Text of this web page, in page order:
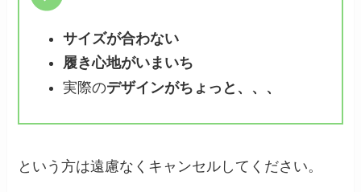
サイズが合わない
履き心地がいまいち
実際のデザインがちょっと、、、
という方は遠慮なくキャンセルしてください。